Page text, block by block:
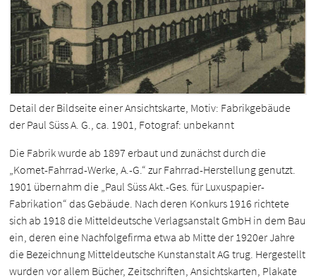
Detail der Bildseite einer Ansichtskarte, Motiv: Fabrikgebäude
der Paul Süss A. G., ca. 1901, Fotograf: unbekannt
Die Fabrik wurde ab 1897 erbaut und zunächst durch die
„Komet-Fahrrad-Werke, A.-G.“ zur Fahrrad-Herstellung genutzt.
1901 übernahm die „Paul Süss Akt.-Ges. für Luxuspapier-
Fabrikation“ das Gebäude. Nach deren Konkurs 1916 richtete
sich ab 1918 die Mitteldeutsche Verlagsanstalt GmbH in dem Bau
ein, deren eine Nachfolgefirma etwa ab Mitte der 1920er Jahre
die Bezeichnung Mitteldeutsche Kunstanstalt AG trug. Hergestellt
wurden vor allem Bücher, Zeitschriften, Ansichtskarten, Plakate